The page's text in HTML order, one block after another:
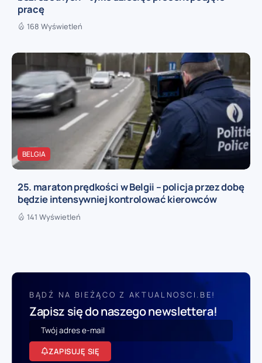
pracę
168 Wyświetleń
BELGIA
25. maraton prędkości w Belgii – policja przez dobę
będzie intensywniej kontrolować kierowców
141 Wyświetleń
BĄDŹ NA BIEŻĄCO Z AKTUALNOSCI.BE!
Zapisz się do naszego newslettera!
ZAPISUJĘ SIĘ